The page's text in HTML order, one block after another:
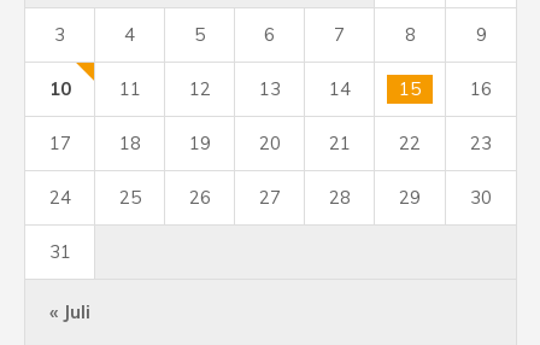
« Juli
3 4 5 6 7 8 9
10 11 12 13 14 15 16
17 18 19 20 21 22 23
24 25 26 27 28 29 30
31